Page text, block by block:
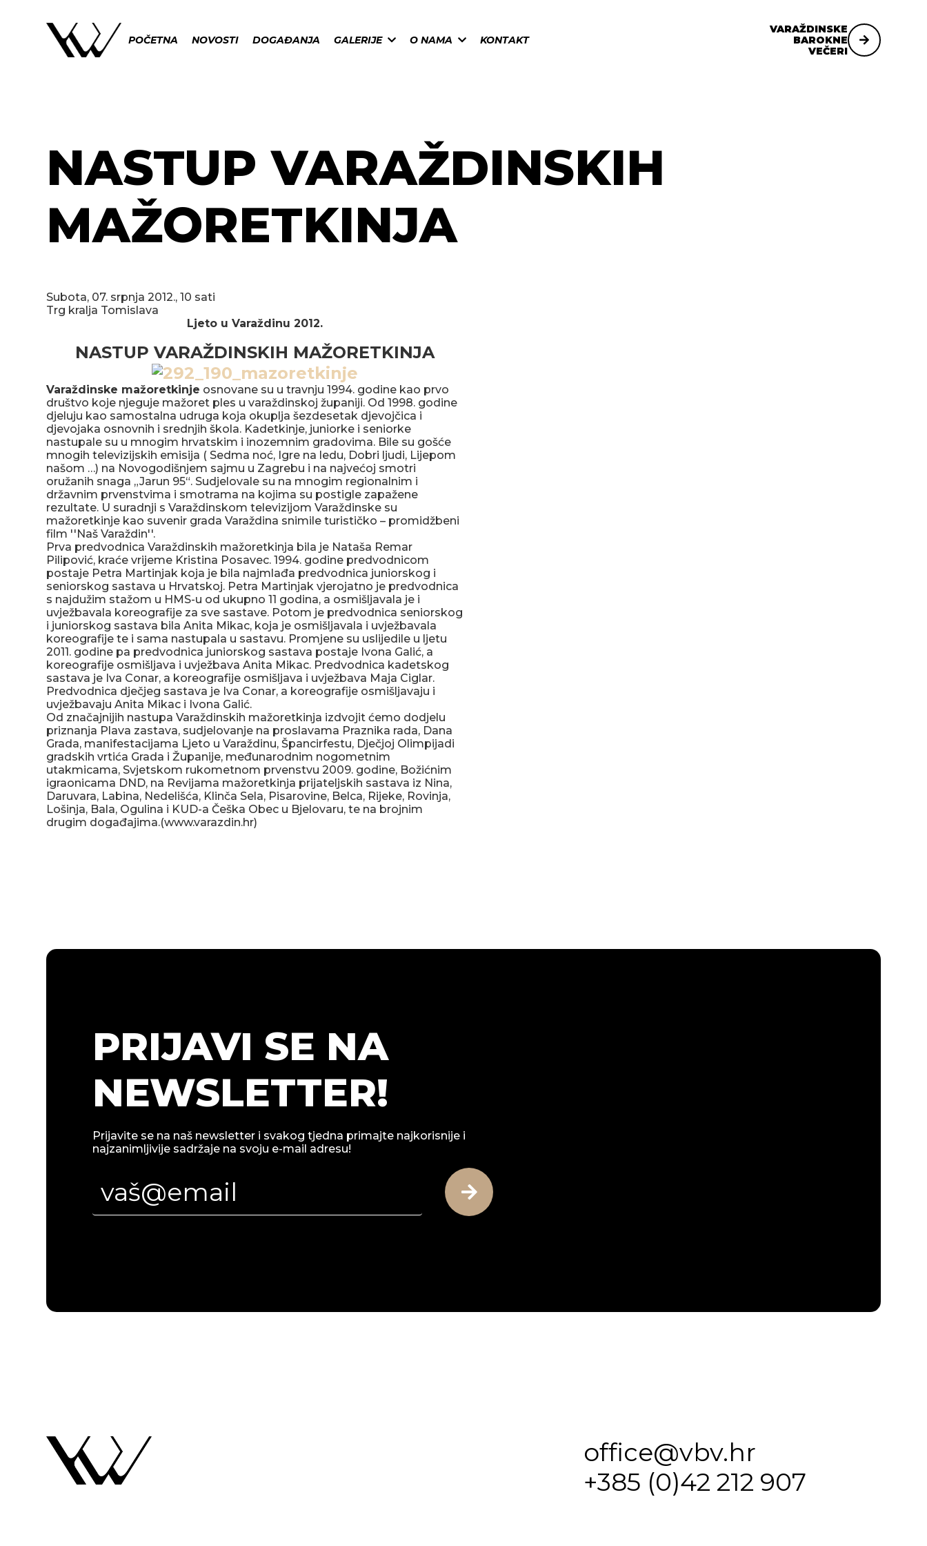
POČETNA NOVOSTI DOGAĐANJA GALERIJE O NAMA KONTAKT
VARAŽDINSKE
BAROKNE
VEČERI
NASTUP VARAŽDINSKIH
MAŽORETKINJA
Subota, 07. srpnja 2012., 10 sati
Trg kralja Tomislava
Ljeto u Varaždinu 2012.
NASTUP VARAŽDINSKIH MAŽORETKINJA
Varaždinske mažoretkinje osnovane su u travnju 1994. godine kao prvo
društvo koje njeguje mažoret ples u varaždinskoj županiji. Od 1998. godine
djeluju kao samostalna udruga koja okuplja šezdesetak djevojčica i
djevojaka osnovnih i srednjih škola. Kadetkinje, juniorke i seniorke
nastupale su u mnogim hrvatskim i inozemnim gradovima. Bile su gošće
mnogih televizijskih emisija ( Sedma noć, Igre na ledu, Dobri ljudi, Lijepom
našom …) na Novogodišnjem sajmu u Zagrebu i na najvećoj smotri
oružanih snaga „Jarun 95“. Sudjelovale su na mnogim regionalnim i
državnim prvenstvima i smotrama na kojima su postigle zapažene
rezultate. U suradnji s Varaždinskom televizijom Varaždinske su
mažoretkinje kao suvenir grada Varaždina snimile turističko – promidžbeni
film ''Naš Varaždin''.
Prva predvodnica Varaždinskih mažoretkinja bila je Nataša Remar
Pilipović, kraće vrijeme Kristina Posavec. 1994. godine predvodnicom
postaje Petra Martinjak koja je bila najmlađa predvodnica juniorskog i
seniorskog sastava u Hrvatskoj. Petra Martinjak vjerojatno je predvodnica
s najdužim stažom u HMS-u od ukupno 11 godina, a osmišljavala je i
uvježbavala koreografije za sve sastave. Potom je predvodnica seniorskog
i juniorskog sastava bila Anita Mikac, koja je osmišljavala i uvježbavala
koreografije te i sama nastupala u sastavu. Promjene su uslijedile u ljetu
2011. godine pa predvodnica juniorskog sastava postaje Ivona Galić, a
koreografije osmišljava i uvježbava Anita Mikac. Predvodnica kadetskog
sastava je Iva Conar, a koreografije osmišljava i uvježbava Maja Ciglar.
Predvodnica dječjeg sastava je Iva Conar, a koreografije osmišljavaju i
uvježbavaju Anita Mikac i Ivona Galić.
Od značajnijih nastupa Varaždinskih mažoretkinja izdvojit ćemo dodjelu
priznanja Plava zastava, sudjelovanje na proslavama Praznika rada, Dana
Grada, manifestacijama Ljeto u Varaždinu, Špancirfestu, Dječjoj Olimpijadi
gradskih vrtića Grada i Županije, međunarodnim nogometnim
utakmicama, Svjetskom rukometnom prvenstvu 2009. godine, Božićnim
igraonicama DND, na Revijama mažoretkinja prijateljskih sastava iz Nina,
Daruvara, Labina, Nedelišća, Klinča Sela, Pisarovine, Belca, Rijeke, Rovinja,
Lošinja, Bala, Ogulina i KUD-a Češka Obec u Bjelovaru, te na brojnim
drugim događajima.(www.varazdin.hr)
PRIJAVI SE NA
NEWSLETTER!
Prijavite se na naš newsletter i svakog tjedna primajte najkorisnije i
najzanimljivije sadržaje na svoju e-mail adresu!
office@vbv.hr
+385 (0)42 212 907